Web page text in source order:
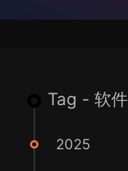
Tag - 软件
2025